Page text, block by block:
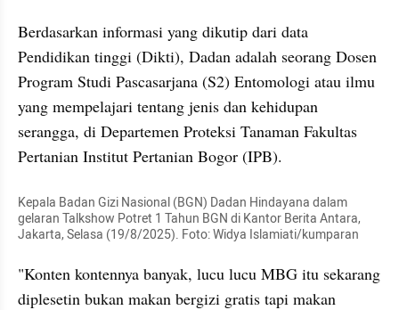
Berdasarkan informasi yang dikutip dari data
Pendidikan tinggi (Dikti), Dadan adalah seorang Dosen
Program Studi Pascasarjana (S2) Entomologi atau ilmu
yang mempelajari tentang jenis dan kehidupan
serangga, di Departemen Proteksi Tanaman Fakultas
Pertanian Institut Pertanian Bogor (IPB).
Kepala Badan Gizi Nasional (BGN) Dadan Hindayana dalam
gelaran Talkshow Potret 1 Tahun BGN di Kantor Berita Antara,
Jakarta, Selasa (19/8/2025). Foto: Widya Islamiati/kumparan
"Konten kontennya banyak, lucu lucu MBG itu sekarang
diplesetin bukan makan bergizi gratis tapi makan